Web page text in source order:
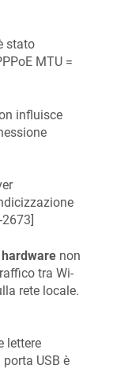
stato
MTU =
influisce
2673]
non
tra Wi-
rete locale.
lettere
USB è